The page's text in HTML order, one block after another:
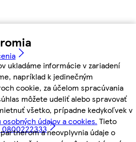
ukladáme informácie v zariadení
napríklad k jedinečným
cookie, za účelom spracúvania
môžete udeliť alebo spravovať
všetko, prípadne kedykoľvek v
údajov a cookies. Tieto
a neovplyvnia údaje o
0800222333